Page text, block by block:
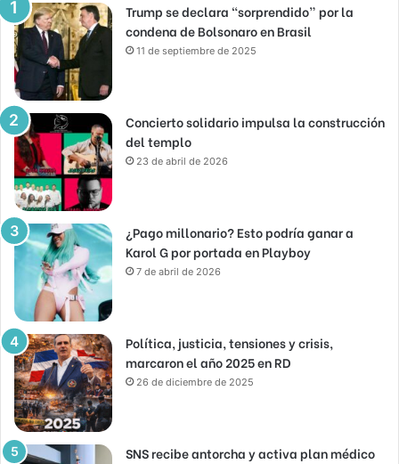
Trump se declara “sorprendido” por la
condena de Bolsonaro en Brasil
11 de septiembre de 2025
Concierto solidario impulsa la construcción
del templo
23 de abril de 2026
¿Pago millonario? Esto podría ganar a
Karol G por portada en Playboy
7 de abril de 2026
Política, justicia, tensiones y crisis,
marcaron el año 2025 en RD
26 de diciembre de 2025
SNS recibe antorcha y activa plan médico